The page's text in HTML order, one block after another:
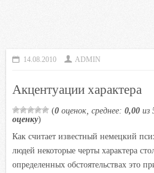
14.08.2010 ADMIN
Акцентуации характера
(0 оценок, среднее: 0,00 из
оценку)
Как считает известный немецкий
людей некоторые черты характера
определенных обстоятельствах это